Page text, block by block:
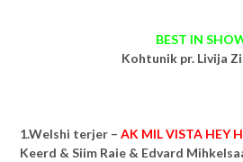
BEST IN
Kohtunik pr. Livija
1.Welshi terjer – AK MIL VISTA HEY
Keerd & Siim Raie & Edvard